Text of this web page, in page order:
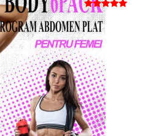
Evaluat la
5
din 5